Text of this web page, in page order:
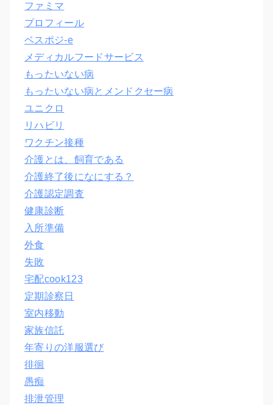
ファミマ
プロフィール
ベスポジ-e
メディカルフードサービス
もったいない病
もったいない病とメンドクセー病
ユニクロ
リハビリ
ワクチン接種
介護とは、飼育である
介護終了後になにする？
介護認定調査
健康診断
入所準備
外食
失敗
宅配cook123
定期診察日
室内移動
家族信託
年寄りの洋服選び
徘徊
愚痴
排泄管理